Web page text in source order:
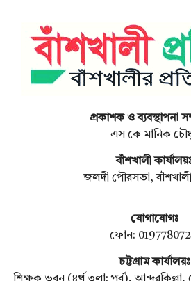
প্রকাশক ও ব্যবস্থাপনা
এস কে মানিক
বাঁশখালী
জলদী পৌরসভা, বাঁশখালী,
যোগাযোগঃ
ফোন:
চট্টগ্রাম কার্যালয়ঃ